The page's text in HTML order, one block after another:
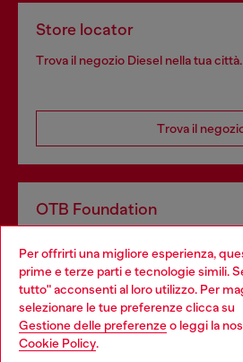
Per offrirti una migliore esperienza,
prime e terze parti e tecnologie simili.
tutto" acconsenti al loro utilizzo. Per
selezionare le tue preferenze clicca su
Gestione delle preferenzeo leggi la
Cookie Policy.
Store locator
Trova il negozio Diesel nella tua città.
Trova il
OTB Foundation
profit del gruppo OTB che sostiene
giovani, donne, inclusione ed
Choose your location
You are currently browsing Italia
be based in United States